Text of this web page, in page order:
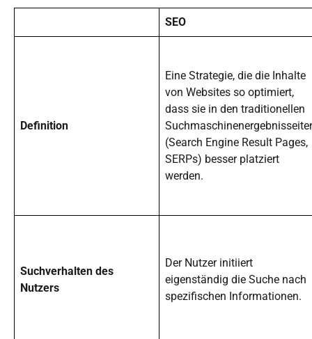
SEO
Definition
Eine Strategie, die die Inhalte
von Websites so optimiert,
dass sie in den traditionellen
(Search Engine Result Pages,
SERPs) besser platziert
werden.
Suchverhalten des
Nutzers
Der Nutzer initiiert
eigenständig die Suche nach
spezifischen Informationen.